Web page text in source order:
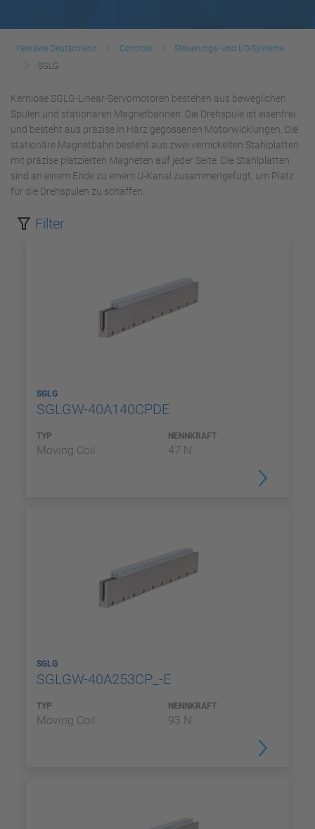
Yaskawa Deutschland Controls
Steuerungs- und I/O-Systeme
SGLG
Kernlose SGLG-Linear-Servomotoren bestehen aus beweglichen
Spulen und stationären Magnetbahnen. Die Drehspule ist eisenfrei
und besteht aus präzise in Harz gegossenen Motorwicklungen. Die
stationäre Magnetbahn besteht aus zwei vernickelten Stahlplatten
mit präzise platzierten Magneten auf jeder Seite. Die Stahlplatten
sind an einem Ende zu einem U-Kanal zusammengefügt, um Platz
für die Drehspulen zu schaffen.
Filter
SGLG
SGLGW-40A140CPDE
TYP
Moving Coil
NENNKRAFT
47 N
SGLG
SGLGW-40A253CP_-E
TYP
Moving Coil
NENNKRAFT
93 N